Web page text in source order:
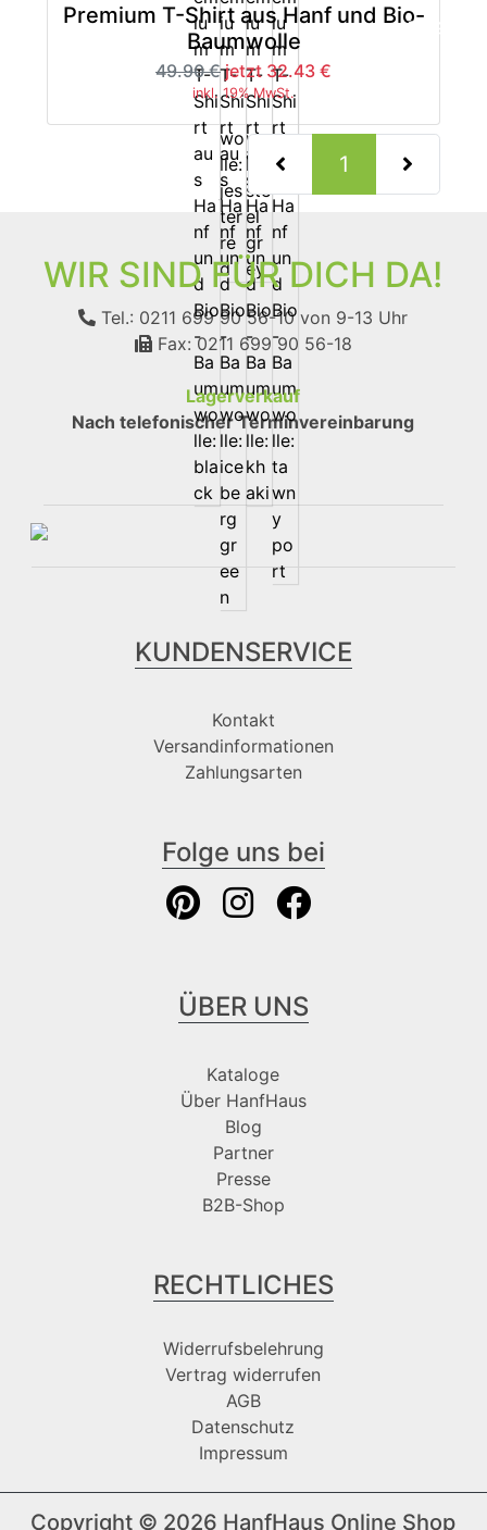
Premium T-Shirt aus Hanf und Bio-
Baumwolle
49.90 € jetzt 32.43 €
inkl. 19% MwSt.
-35%
1 (current)
WIR SIND FÜR DICH DA!
Tel.: 0211 699 90 56-10von 9-13 Uhr
Fax: 0211 699 90 56-18
Lagerverkauf
Nach telefonischer Terminvereinbarung
KUNDENSERVICE
Kontakt
Versandinformationen
Zahlungsarten
Folge uns bei
ÜBER UNS
Kataloge
Über HanfHaus
Blog
Partner
Presse
B2B-Shop
RECHTLICHES
Widerrufsbelehrung
Vertrag widerrufen
AGB
Datenschutz
Impressum
Copyright © 2026 HanfHaus Online Shop